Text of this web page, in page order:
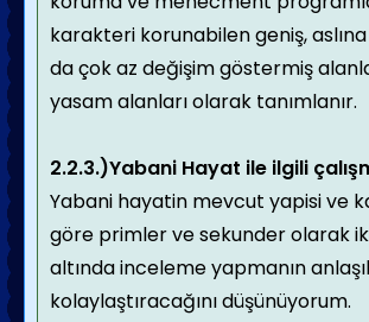
karakteri korunabilen geniş,
da çok az değişim göstermiş
yasam alanları olarak tanımlanır.
2.2.3.)Yabani Hayat ile ilgili
Yabani hayatin mevcut yapisi ve
göre primler ve sekunder olarak
altında inceleme yapmanın
kolaylaştıracağını düşünüyorum.